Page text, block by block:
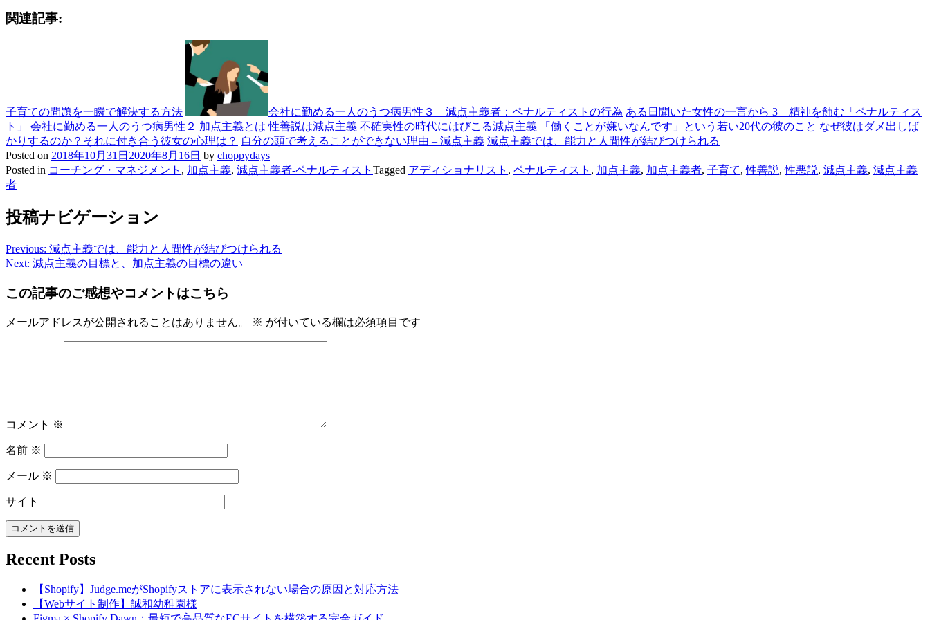
関連記事:
子育ての問題を一瞬で解決する方法 会社に勤める一人のうつ病男性３ 減点主義者：ペナルティストの行為 ある日聞いた女性の一言から 3 – 精神を蝕む「ペナルティス
ト」
会社に勤める一人のうつ病男性２ 加点主義とは 性善説は減点主義 不確実性の時代にはびこる減点主義 「働くことが嫌いなんです」という若い20代の彼のこと なぜ彼はダメ出しば
かりするのか？それに付き合う彼女の心理は？ 自分の頭で考えることができない理由 – 減点主義 減点主義では、能力と人間性が結びつけられる
Posted on 2018年10月31日 2020年8月16日 by choppydays
Posted in コーチング・マネジメント , 加点主義, 減点主義者-ペナルティスト Tagged アディショナリスト , ペナルティスト , 加点主義, 加点主義者, 子育て,性善説,性悪説, 減点主義, 減点主義
者
投稿ナビゲーション
Previous: 減点主義では、能力と人間性が結びつけられる
Next: 減点主義の目標と、加点主義の目標の違い
この記事のご感想やコメントはこちら
メールアドレスが公開されることはありません。 ※ が付いている欄は必須項目です
コメント ※
名前 ※
メール ※
サイト
Recent Posts
【Shopify】Judge.meがShopifyストアに表示されない場合の原因と対応方法
【Webサイト制作】誠和幼稚園様